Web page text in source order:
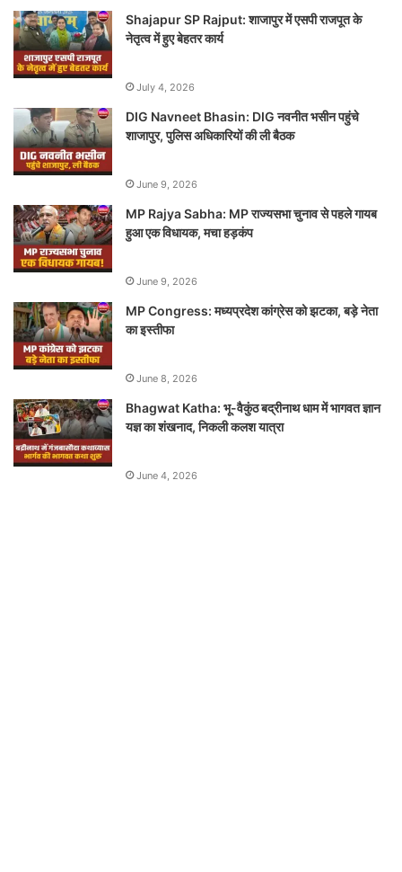
Shajapur SP Rajput: शाजापुर में एसपी राजपूत के
नेतृत्व में हुए बेहतर कार्य
July 4, 2026
DIG Navneet Bhasin: DIG नवनीत भसीन पहुंचे
शाजापुर, पुलिस अधिकारियों की ली बैठक
June 9, 2026
MP Rajya Sabha: MP राज्यसभा चुनाव से पहले गायब
हुआ एक विधायक, मचा हड़कंप
June 9, 2026
MP Congress: मध्यप्रदेश कांग्रेस को झटका, बड़े नेता
का इस्तीफा
June 8, 2026
Bhagwat Katha: भू-वैकुंठ बद्रीनाथ धाम में भागवत ज्ञान
यज्ञ का शंखनाद, निकली कलश यात्रा
June 4, 2026